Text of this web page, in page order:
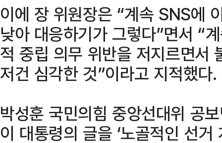
이에 장 위원장은 “계속 SNS에
낮아 대응하기가 그렇다”면서 “
적 중립 의무 위반을 저지르면서
저건 심각한 것”이라고 지적했다.
박성훈 국민의힘 중앙선대위 공
이 대통령의 글을 ‘노골적인 선